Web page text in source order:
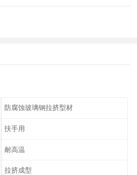
防腐蚀玻璃钢拉挤型材
扶手用
耐高温
拉挤成型